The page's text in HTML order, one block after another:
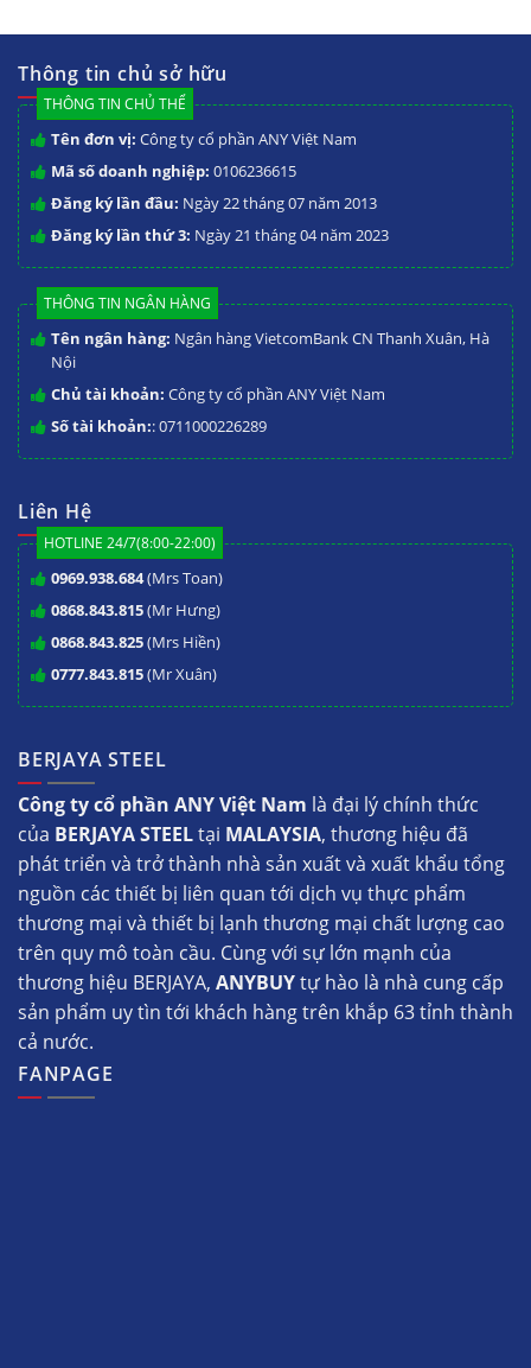
Thông tin chủ sở hữu
THÔNG TIN CHỦ THỂ
Tên đơn vị: Công ty cổ phần ANY Việt Nam
Mã số doanh nghiệp: 0106236615
Đăng ký lần đầu: Ngày 22 tháng 07 năm 2013
Đăng ký lần thứ 3: Ngày 21 tháng 04 năm 2023
THÔNG TIN NGÂN HÀNG
Tên ngân hàng: Ngân hàng VietcomBank CN Thanh Xuân, Hà
Nội
Chủ tài khoản: Công ty cổ phần ANY Việt Nam
Số tài khoản:: 0711000226289
Liên Hệ
HOTLINE 24/7(8:00-22:00)
0969.938.684(Mrs Toan)
0868.843.815(Mr Hưng)
0868.843.825(Mrs Hiền)
0777.843.815(Mr Xuân)
BERJAYA STEEL
Công ty cổ phần ANY Việt Nam là đại lý chính thức
của BERJAYA STEELtại MALAYSIA, thương hiệu đã
phát triển và trở thành nhà sản xuất và xuất khẩu tổng
nguồn các thiết bị liên quan tới dịch vụ thực phẩm
thương mại và thiết bị lạnh thương mại chất lượng cao
trên quy mô toàn cầu. Cùng với sự lớn mạnh của
thương hiệu BERJAYA, ANYBUYtự hào là nhà cung cấp
sản phẩm uy tìn tới khách hàng trên khắp 63 tỉnh thành
cả nước.
FANPAGE